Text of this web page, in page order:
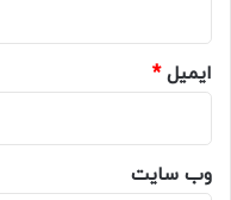
ایمیل*
وب‌ سایت